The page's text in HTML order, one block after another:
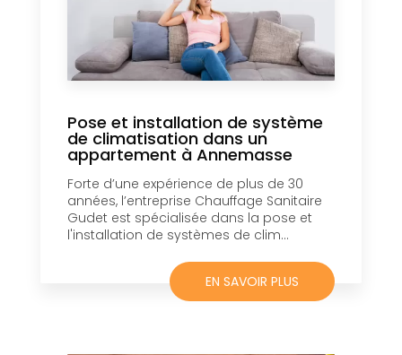
Pose et installation de système
de climatisation dans un
appartement à Annemasse
Forte d’une expérience de plus de 30
années, l’entreprise Chauffage Sanitaire
Gudet est spécialisée dans la pose et
l'installation de systèmes de clim...
EN SAVOIR PLUS